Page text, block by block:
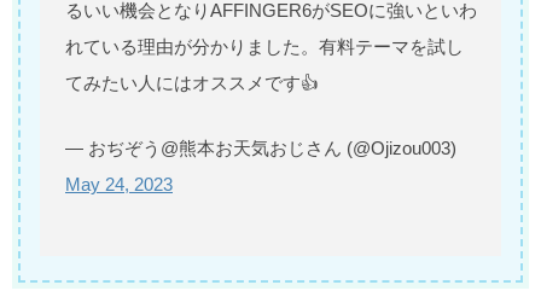
るいい機会となりAFFINGER6がSEOに強いといわ
れている理由が分かりました。有料テーマを試し
てみたい人にはオススメです👍
— おぢぞう@熊本お天気おじさん (@Ojizou003)
May 24, 2023